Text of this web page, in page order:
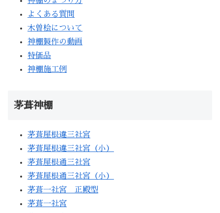
よくある質問
木曽桧について
神棚製作の動画
特価品
神棚施工例
茅葺神棚
茅葺屋根違三社宮
茅葺屋根違三社宮（小）
茅葺屋根通三社宮
茅葺屋根通三社宮（小）
茅葺一社宮 正殿型
茅葺一社宮